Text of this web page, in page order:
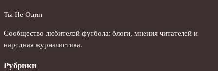
Ты Не Один
Сообщество любителей футбола: блоги, мнения читателей и
народная журналистика.
Рубрики